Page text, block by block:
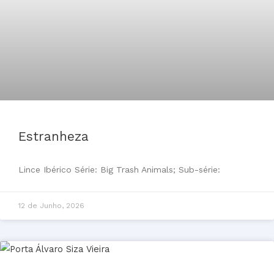
Estranheza
Lince Ibérico Série: Big Trash Animals; Sub-série:
12 de Junho, 2026